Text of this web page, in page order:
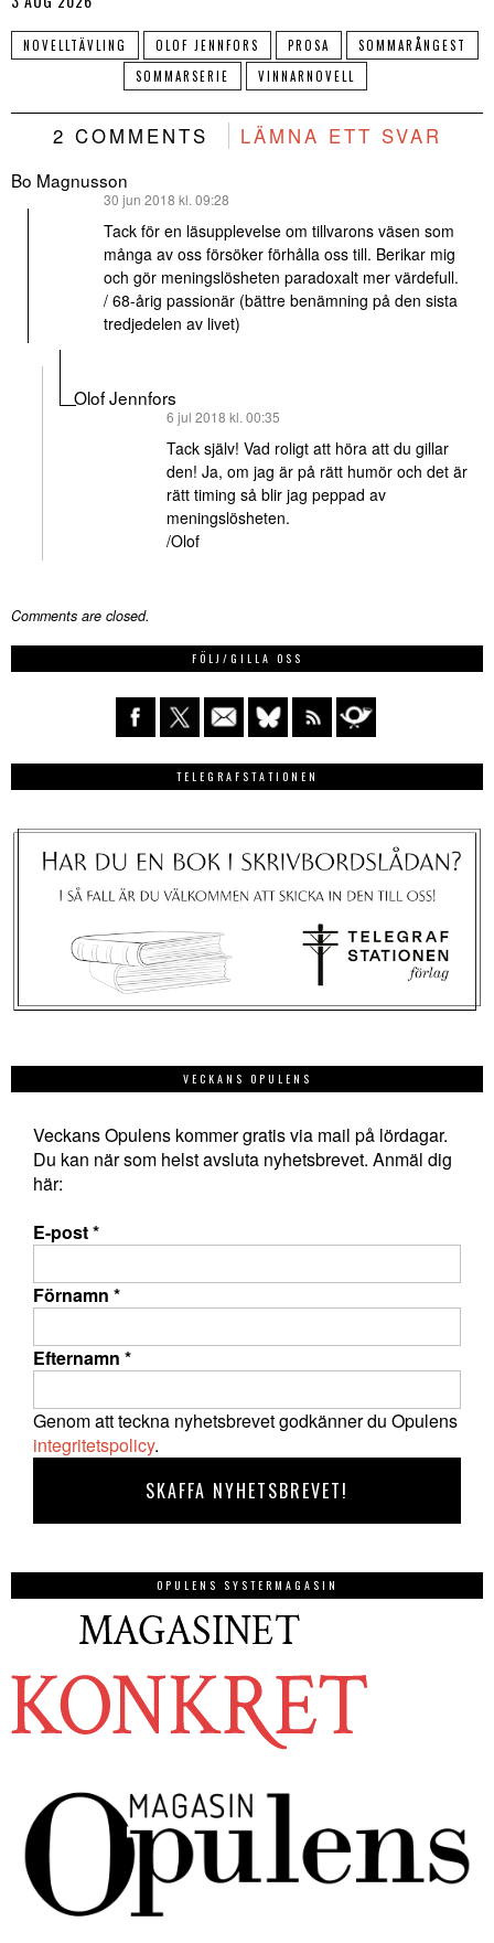
NOVELLTÄVLING OLOF JENNFORS PROSA
SOMMARÅNGEST
SOMMARSERIE
VINNARNOVELL
2 COMMENTS LÄMNA ETT SVAR
Bo Magnusson
30 jun 2018 kl. 09:28
Tack för en läsupplevelse om tillvarons väsen som
många av oss försöker förhålla oss till. Berikar mig
och gör meningslösheten paradoxalt mer värdefull.
/ 68-årig passionär (bättre benämning på den sista
tredjedelen av livet)
Olof Jennfors
6 jul 2018 kl. 00:35
Tack själv! Vad roligt att höra att du gillar
den! Ja, om jag är på rätt humör och det är
rätt timing så blir jag peppad av
meningslösheten.
/Olof
Comments are closed.
FÖLJ/GILLA OSS
TELEGRAFSTATIONEN
VECKANS OPULENS
Veckans Opulens kommer gratis via mail på lördagar.
Du kan när som helst avsluta nyhetsbrevet. Anmäl dig
här:
E-post*
Förnamn *
Efternamn *
Genom att teckna nyhetsbrevet godkänner du Opulens
integritetspolicy.
OPULENS SYSTERMAGASIN